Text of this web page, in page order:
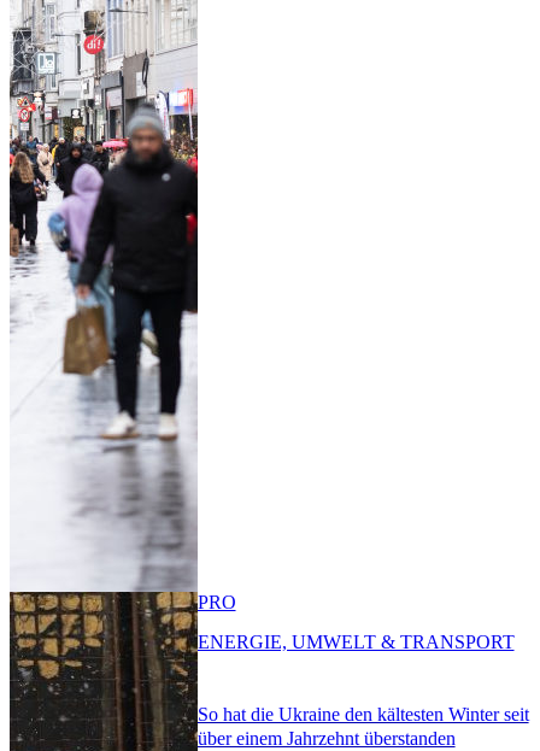
So hat die Ukraine den kältesten Winter seit
über einem Jahrzehnt überstanden
PRO
ENERGIE, UMWELT & TRANSPORT